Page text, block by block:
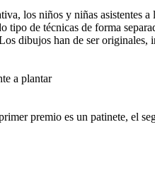
los niños y niñas asistentes
tipo de técnicas de forma
dibujos han de ser originales,
a plantar
premio es un patinete, el